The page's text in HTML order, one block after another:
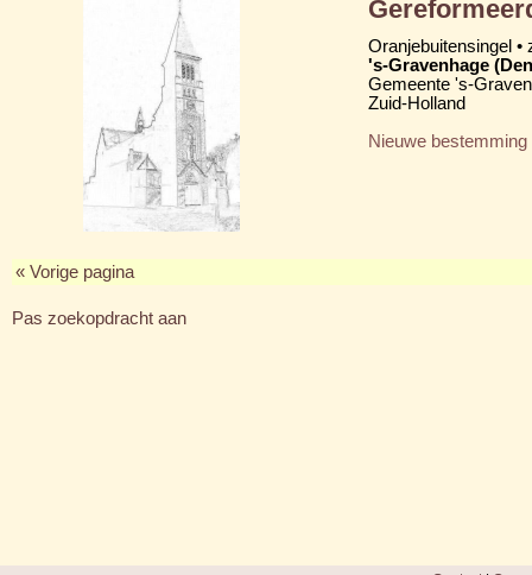
Oranjebuitensingel •
's-Gravenhage
Gemeente 's-
Zuid-Holland
Nieuwe bestemming
« Vorige pagina
Pas zoekopdracht aan